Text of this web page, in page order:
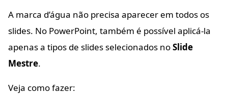
A marca d’água não precisa aparecer em todos os
slides. No PowerPoint, também é possível aplicá-la
apenas a tipos de slides selecionados noSlide
Mestre.
Veja como fazer: